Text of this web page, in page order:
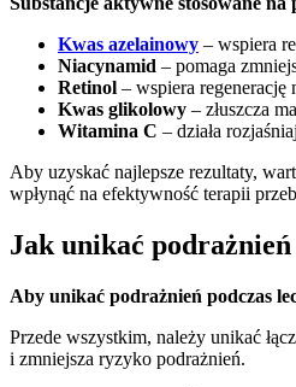
Kwas azelainowy – wspiera
Niacynamid – pomaga
Retinol – wspiera
Kwas glikolowy – złuszcza
Witamina C – działa
Aby uzyskać najlepsze rezultaty,
wpłynąć na efektywność terapii
Jak unikać
Aby unikać podrażnień podczas
Przede wszystkim, należy unikać
i zmniejsza ryzyko podrażnień.